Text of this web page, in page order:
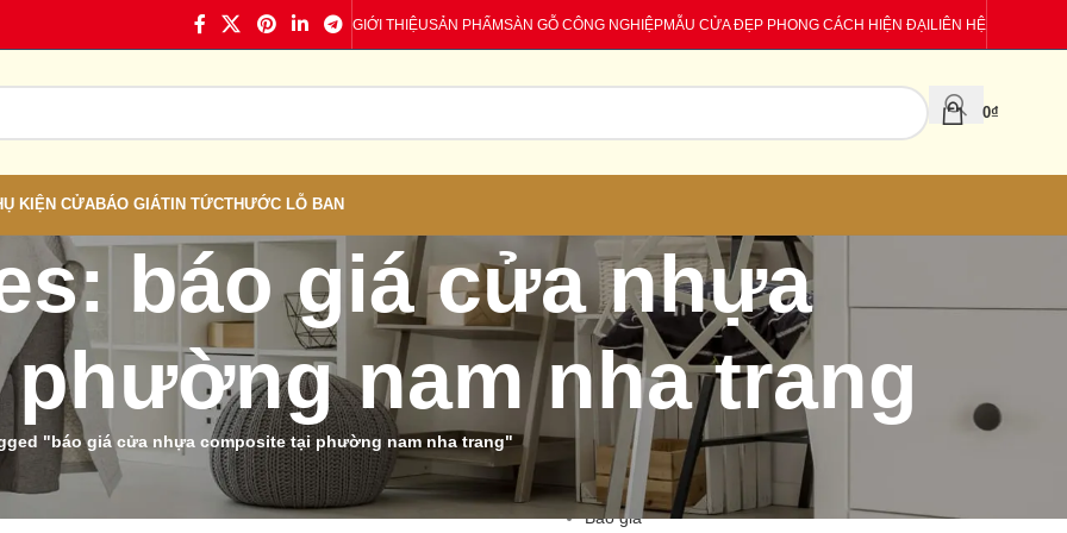
GIỚI THIỆUSẢN PHẨMSÀN GỖ CÔNG NGHIỆPMẪU CỬA ĐẸP PHONG CÁCH HIỆN ĐẠILIÊN HỆ
0₫
KIỆN CỬABÁO GIÁTIN TỨCTHƯỚC LỖ BAN
báo giá cửa nhựa
nam nha trang
"báo giá cửa nhựa composite tại phường nam nha trang"
CATEGORIES
Báo giá